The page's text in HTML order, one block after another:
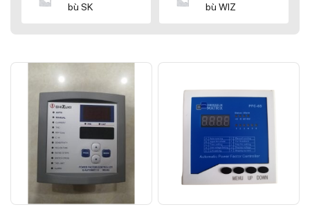
bù SK
bù WIZ